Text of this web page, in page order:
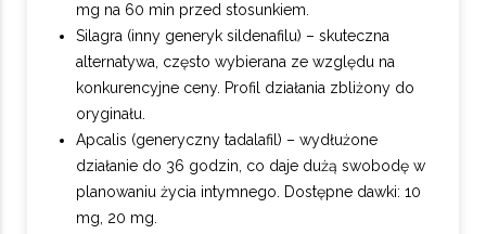
mg na 60 min przed stosunkiem.
Silagra (inny generyk sildenafilu) – skuteczna
alternatywa, często wybierana ze względu na
konkurencyjne ceny. Profil działania zbliżony do
oryginału.
Apcalis (generyczny tadalafil) – wydłużone
działanie do 36 godzin, co daje dużą swobodę w
planowaniu życia intymnego. Dostępne dawki: 10
mg, 20 mg.